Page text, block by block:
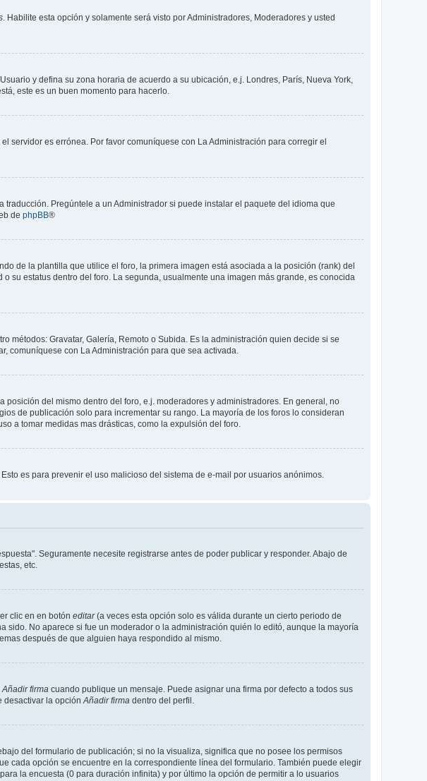
. Habilite esta opción y solamente será visto por Administradores, Moderadores y usted
y defina su zona horaria de acuerdo a su ubicación, e.j. Londres, París, Nueva York,
este es un buen momento para hacerlo.
servidor es errónea. Por favor comuníquese con La Administración para corregir el
Pregúntele a un Administrador si puede instalar el paquete del idioma que
de phpBB®
de la plantilla que utilice el foro, la primera imagen está asociada a la posición (rank) del
su estatus dentro del foro. La segunda, usualmente una imagen más grande, es conocida
métodos: Gravatar, Galería, Remoto o Subida. Es la administración quien decide si se
comuníquese con La Administración para que sea activada.
del mismo dentro del foro, e.j. moderadores y administradores. En general, no
de publicación solo para incrementar su rango. La mayoría de los foros lo consideran
a tomar medidas mas drásticas, como la expulsión del foro.
es para prevenir el uso malicioso del sistema de e-mail por usuarios anónimos.
Seguramente necesite registrarse antes de poder publicar y responder. Abajo de
etc.
clic en en botón editar(a veces esta opción solo es válida durante un cierto periodo de
No aparece si fue un moderador o la administración quién lo editó, aunque la mayoría
después de que alguien haya respondido al mismo.
Añadir firma cuando publique un mensaje. Puede asignar una firma por defecto a todos sus
desactivar la opción Añadir firma dentro del perfil.
del formulario de publicación; si no la visualiza, significa que no posee los permisos
cada opción se encuentre en la correspondiente línea del formulario. También puede elegir
la encuesta (0 para duración infinita) y por último la opción de permitir a lo usuarios